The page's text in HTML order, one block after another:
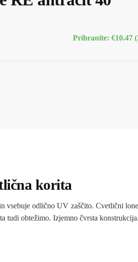
Prihranite: €10.47
korita
vsebuje odlično UV zaščito. Cvetlični
tudi obtežimo. Izjemno čvrsta konstrukcija.